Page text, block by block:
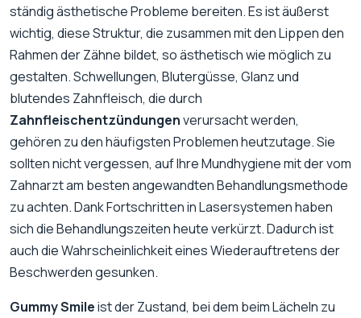
ständig ästhetische Probleme bereiten. Es ist äußerst
wichtig, diese Struktur, die zusammen mit den Lippen den
Rahmen der Zähne bildet, so ästhetisch wie möglich zu
gestalten. Schwellungen, Blutergüsse, Glanz und
blutendes Zahnfleisch, die durch
Zahnfleischentzündungenverursacht werden,
gehören zu den häufigsten Problemen heutzutage. Sie
sollten nicht vergessen, auf Ihre Mundhygiene mit der vom
Zahnarzt am besten angewandten Behandlungsmethode
zu achten. Dank Fortschritten in Lasersystemen haben
sich die Behandlungszeiten heute verkürzt. Dadurch ist
auch die Wahrscheinlichkeit eines Wiederauftretens der
Beschwerden gesunken.
Gummy Smileist der Zustand, bei dem beim Lächeln zu